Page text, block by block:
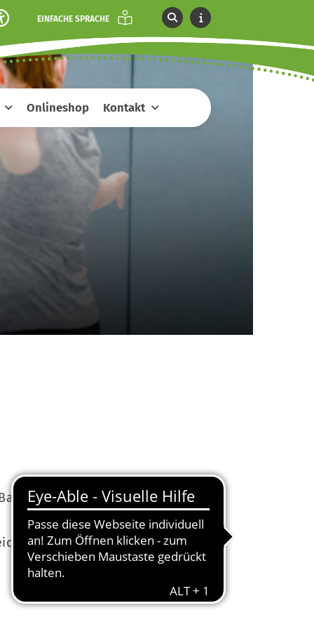
EINFACHE SPRACHE
Onlineshop Kontakt
Volleyball, Basketball,
Hallenfelder gleichzeitig für